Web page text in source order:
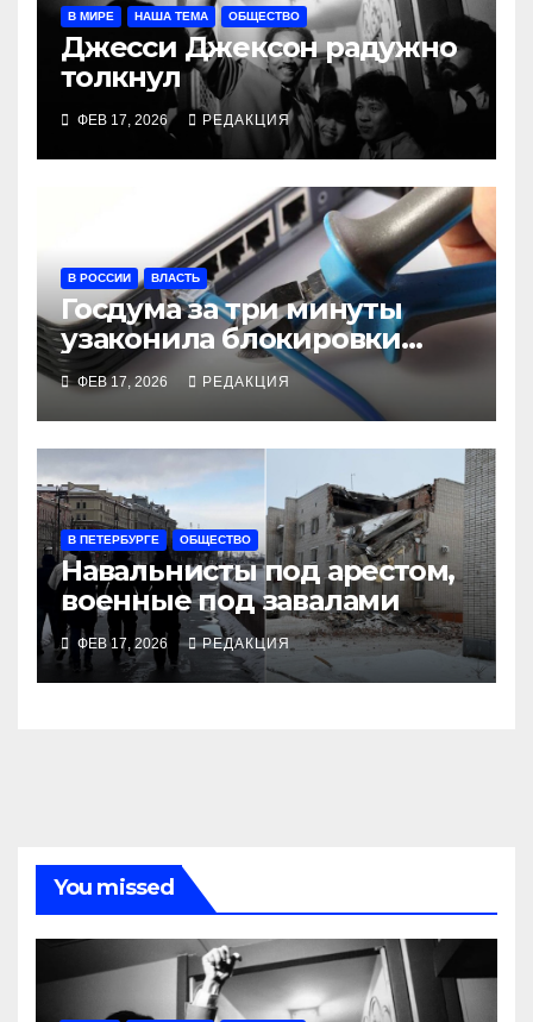
В МИРЕ НАША ТЕМА ОБЩЕСТВО
Джесси Джексон радужно
толкнул
ФЕВ 17, 2026 РЕДАКЦИЯ
В РОССИИ ВЛАСТЬ
Госдума за три минуты
узаконила блокировки
связи в стране
ФЕВ 17, 2026 РЕДАКЦИЯ
В ПЕТЕРБУРГЕ ОБЩЕСТВО
Навальнисты под арестом,
военные под завалами
ФЕВ 17, 2026 РЕДАКЦИЯ
You missed